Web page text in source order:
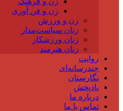
زن و فن آوری
زن و ورزش
زنان سیاست‌مدار
زنان ورزشکار
زنان هنرمند
روایت
چندرسانه‌ای
نگارستان
پادپخش
درباره ما
تماس با ما